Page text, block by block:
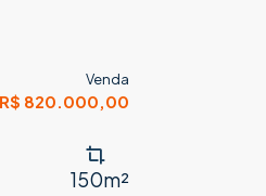
Venda
R$ 820.000,00
150m²